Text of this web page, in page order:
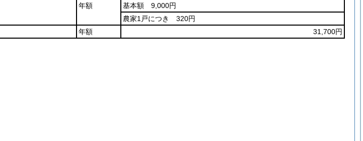
年額
基本額 9,000円
農家1戸につき 320円
年額
31,700円